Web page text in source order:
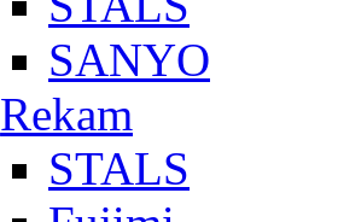
SANYO
Rekam
STALS